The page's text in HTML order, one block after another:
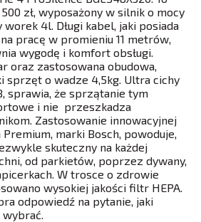
zł, wyposażony w silnik o mocy
4l. Długi kabel, jaki posiada
pracę w promieniu 11 metrów,
wygodę i komfort obsługi.
oraz zastosowana obudowa,
sprzęt o wadze 4,5kg. Ultra cichy
sprawia, że sprzątanie tym
i nie przeszkadza
Zastosowanie innowacyjnej
marki Bosch, powoduje,
skuteczny na każdej
od parkietów, poprzez dywany,
W trosce o zdrowie
wysokiej jakości filtr HEPA.
odpowiedź na pytanie, jaki
wybrać.